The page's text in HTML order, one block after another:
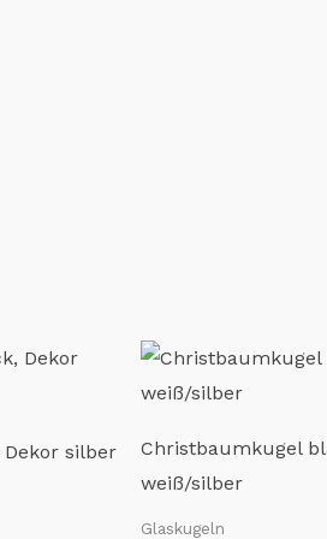
silber
Christbaumkugel
weiß/silber
Glaskugeln